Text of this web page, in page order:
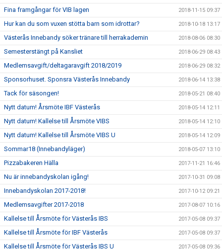
Fina framgångar för VIB lagen 2018-11-15 09:37
Hur kan du som vuxen stötta barn som idrottar? 2018-10-18 13:17
Västerås Innebandy söker tränare till herrakademin 2018-08-06 08:30
Semesterstängt på Kansliet 2018-06-29 08:43
Medlemsavgift/deltagaravgift 2018/2019 2018-06-29 08:32
Sponsorhuset. Sponsra Västerås Innebandy 2018-06-14 13:38
Tack för säsongen! 2018-05-21 08:40
Nytt datum! Årsmöte IBF Västerås 2018-05-14 12:11
Nytt datum! Kallelse till Årsmöte VIBS 2018-05-14 12:10
Nytt datum! Kallelse till Årsmöte VIBS U 2018-05-14 12:09
Sommar18 (Innebandyläger) 2018-05-07 13:10
Pizzabakeren Hälla 2017-11-21 16:46
Nu är innebandyskolan igång! 2017-10-31 09:08
Innebandyskolan 2017-2018! 2017-10-12 09:21
Medlemsavgifter 2017-2018 2017-08-07 10:16
Kallelse till Årsmöte för Västerås IBS 2017-05-08 09:37
Kallelse till Årsmöte för IBF Västerås 2017-05-08 09:37
Kallelse till Årsmöte för Västerås IBS U 2017-05-08 09:36